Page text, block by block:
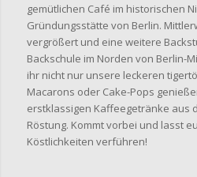
gemütlichen Café im historischen
Gründungsstätte von Berlin.
vergrößert und eine weitere
Backschule im Norden von Berlin-
ihr nicht nur unsere leckeren
Macarons oder Cake-Pops
erstklassigen Kaffeegetränke aus
Röstung. Kommt vorbei und lasst
Köstlichkeiten verführen!